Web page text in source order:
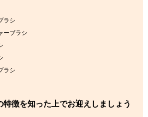
ラシ
ーブラシ
ラシ
特徴を知った上でお迎えしましょう